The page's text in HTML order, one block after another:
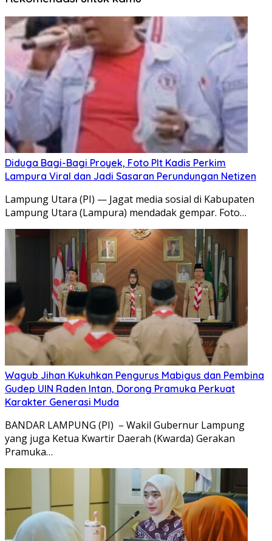
Diduga Bagi-Bagi Proyek, Foto Plt Kadis Perkim
Lampura Viral dan Jadi Sasaran Perundungan Netizen
Lampung Utara (PI) — Jagat media sosial di Kabupaten
Lampung Utara (Lampura) mendadak gempar. Foto…
Wagub Jihan Kukuhkan Pengurus Mabigus dan Pembina
Gudep UIN Raden Intan, Dorong Pramuka Perkuat
Karakter Generasi Muda
BANDAR LAMPUNG (PI) – Wakil Gubernur Lampung
yang juga Ketua Kwartir Daerah (Kwarda) Gerakan
Pramuka…